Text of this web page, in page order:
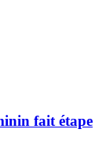
fait étape